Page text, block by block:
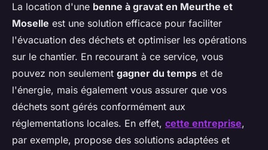
La location d'une benne à gravat en Meurthe et
Moselle est une solution efficace pour faciliter
l'évacuation des déchets et optimiser les opérations
sur le chantier. En recourant à ce service, vous
pouvez non seulement gagner du temps et de
l'énergie, mais également vous assurer que vos
déchets sont gérés conformément aux
réglementations locales. En effet, cette entreprise,
par exemple, propose des solutions adaptées et